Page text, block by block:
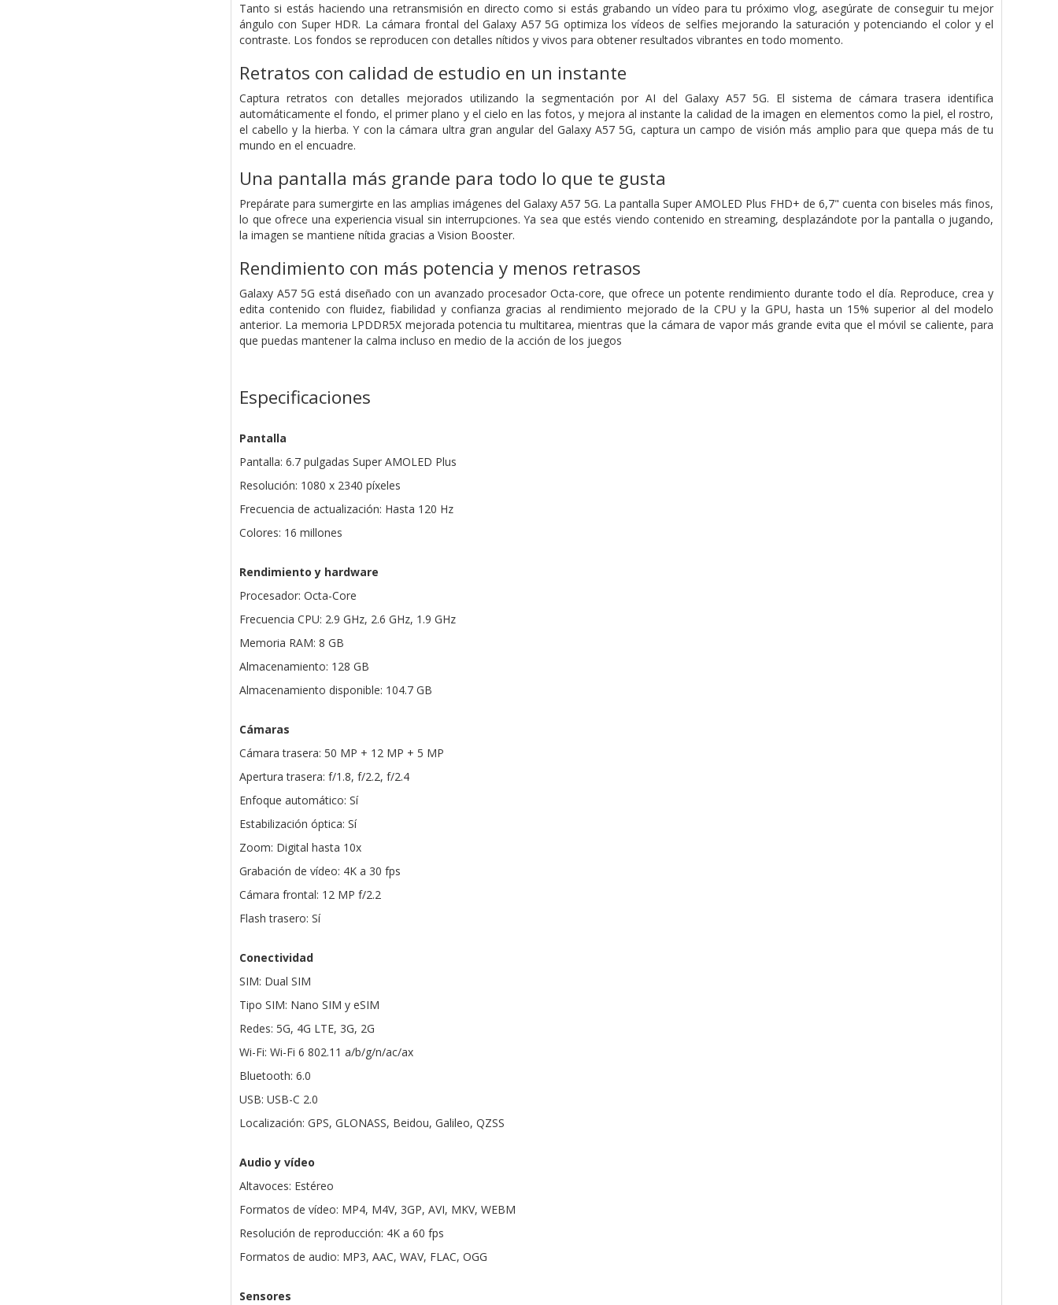
Tanto si estás haciendo una retransmisión en directo como si estás grabando un vídeo para tu próximo vlog, asegúrate de conseguir tu mejor
ángulo con Super HDR. La cámara frontal del Galaxy A57 5G optimiza los vídeos de selfies mejorando la saturación y potenciando el color y el
contraste. Los fondos se reproducen con detalles nítidos y vivos para obtener resultados vibrantes en todo momento.
Retratos con calidad de estudio en un instante
Captura retratos con detalles mejorados utilizando la segmentación por AI del Galaxy A57 5G. El sistema de cámara trasera identifica
automáticamente el fondo, el primer plano y el cielo en las fotos, y mejora al instante la calidad de la imagen en elementos como la piel, el rostro,
el cabello y la hierba. Y con la cámara ultra gran angular del Galaxy A57 5G, captura un campo de visión más amplio para que quepa más de tu
mundo en el encuadre.
Una pantalla más grande para todo lo que te gusta
Prepárate para sumergirte en las amplias imágenes del Galaxy A57 5G. La pantalla Super AMOLED Plus FHD+ de 6,7" cuenta con biseles más finos,
lo que ofrece una experiencia visual sin interrupciones. Ya sea que estés viendo contenido en streaming, desplazándote por la pantalla o jugando,
la imagen se mantiene nítida gracias a Vision Booster.
Rendimiento con más potencia y menos retrasos
Galaxy A57 5G está diseñado con un avanzado procesador Octa-core, que ofrece un potente rendimiento durante todo el día. Reproduce, crea y
edita contenido con fluidez, fiabilidad y confianza gracias al rendimiento mejorado de la CPU y la GPU, hasta un 15% superior al del modelo
anterior. La memoria LPDDR5X mejorada potencia tu multitarea, mientras que la cámara de vapor más grande evita que el móvil se caliente, para
que puedas mantener la calma incluso en medio de la acción de los juegos
Especificaciones
Pantalla
Pantalla: 6.7 pulgadas Super AMOLED Plus
Resolución: 1080 x 2340 píxeles
Frecuencia de actualización: Hasta 120 Hz
Colores: 16 millones
Rendimiento y hardware
Procesador: Octa-Core
Frecuencia CPU: 2.9 GHz, 2.6 GHz, 1.9 GHz
Memoria RAM: 8 GB
Almacenamiento: 128 GB
Almacenamiento disponible: 104.7 GB
Cámaras
Cámara trasera: 50 MP + 12 MP + 5 MP
Apertura trasera: f/1.8, f/2.2, f/2.4
Enfoque automático: Sí
Estabilización óptica: Sí
Zoom: Digital hasta 10x
Grabación de vídeo: 4K a 30 fps
Cámara frontal: 12 MP f/2.2
Flash trasero: Sí
Conectividad
SIM: Dual SIM
Tipo SIM: Nano SIM y eSIM
Redes: 5G, 4G LTE, 3G, 2G
Wi-Fi: Wi-Fi 6 802.11 a/b/g/n/ac/ax
Bluetooth: 6.0
USB: USB-C 2.0
Localización: GPS, GLONASS, Beidou, Galileo, QZSS
Audio y vídeo
Altavoces: Estéreo
Formatos de vídeo: MP4, M4V, 3GP, AVI, MKV, WEBM
Resolución de reproducción: 4K a 60 fps
Formatos de audio: MP3, AAC, WAV, FLAC, OGG
Sensores